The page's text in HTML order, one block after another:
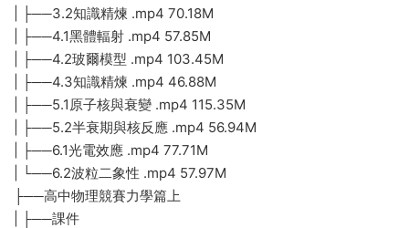
| ├──3.2知識精煉 .mp4 70.18M
| ├──4.1黑體輻射 .mp4 57.85M
| ├──4.2玻爾模型 .mp4 103.45M
| ├──4.3知識精煉 .mp4 46.88M
| ├──5.1原子核與衰變 .mp4 115.35M
| ├──5.2半衰期與核反應 .mp4 56.94M
| ├──6.1光電效應 .mp4 77.71M
| └──6.2波粒二象性 .mp4 57.97M
├──高中物理競賽力學篇上
| ├──課件